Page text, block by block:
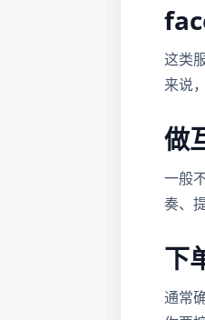
这类
来说
做
一般
奏、
下
通常